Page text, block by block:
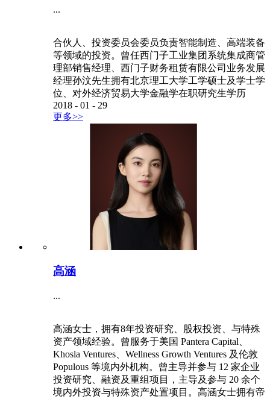
...
合伙人、投资委员会委员负责智能制造、高端装备
等领域的投资。曾任西门子工业集团系统集成商管
理部销售经理、西门子财务租赁有限公司业务发展
经理孙汶先生拥有北京理工大学工学硕士及学士学
位、对外经济贸易大学金融学在职研究生学历
2018 - 01 - 29
更多>>
高涵
...
高涵女士，拥有8年投资研究、股权投资、与特殊
资产领域经验。曾服务于美国 Pantera Capital、
Khosla Ventures、Wellness Growth Ventures 及伦敦
Populous 等境内外机构。曾主导并参与 12 家企业
投资研究、融资及重组项目，主导及参与 20 余个
境内外投资与特殊资产处置项目。高涵女士拥有帝